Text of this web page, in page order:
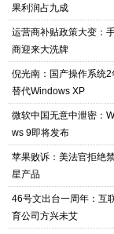
果利润占九成
运营商补贴政策大变：
商迎来大洗牌
倪光南：国产操作系统2
替代Windows XP
微软中国无意中泄密：
ws 9即将发布
苹果败诉：美法官拒绝
星产品
46号文出台一周年：互
育公司方兴未艾